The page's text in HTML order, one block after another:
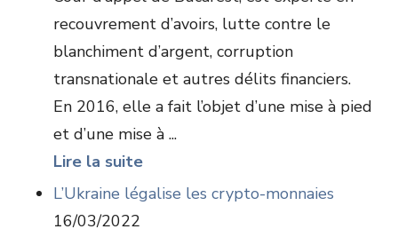
recouvrement d’avoirs, lutte contre le
blanchiment d’argent, corruption
transnationale et autres délits financiers.
En 2016, elle a fait l’objet d’une mise à pied
et d’une mise à ...
Lire la suite
L’Ukraine légalise les crypto-monnaies
16/03/2022